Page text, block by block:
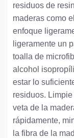
residuos de
maderas como
enfoque
ligeramente un
toalla de
alcohol
estar lo
residuos.
veta de la
rápidamente,
la fibra de la